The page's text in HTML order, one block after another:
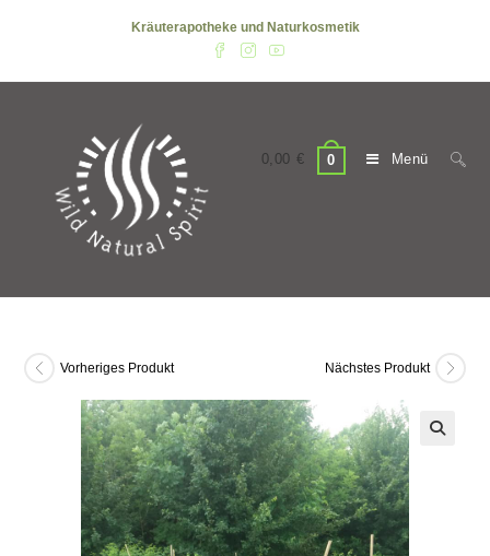
Kräuterapotheke und Naturkosmetik
0,00 € 0 Menü
Vorheriges Produkt Nächstes Produkt